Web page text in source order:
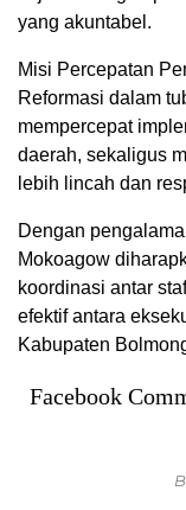
yang akuntabel.
Misi Percepatan
Reformasi dalam
mempercepat
daerah, sekaligus
lebih lincah dan
Dengan
Mokoagow
koordinasi antar
efektif antara
Kabupaten
Facebook